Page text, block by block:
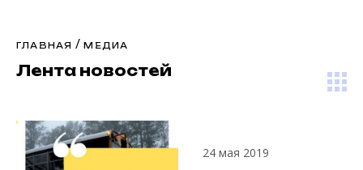
ГЛАВНАЯ /МЕДИА
Лента новостей
24 мая 2019